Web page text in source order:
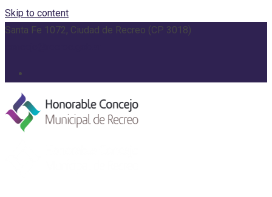
Skip to content
Santa Fe 1072, Ciudad de Recreo (CP 3018)